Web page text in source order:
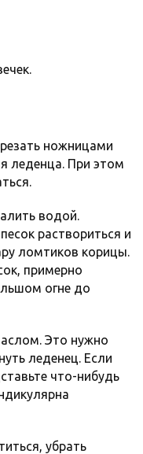
ножницами
леденца. При этом
водой.
раствориться и
ломтиков корицы.
примерно
огне до
Это нужно
леденец. Если
что-нибудь
убрать